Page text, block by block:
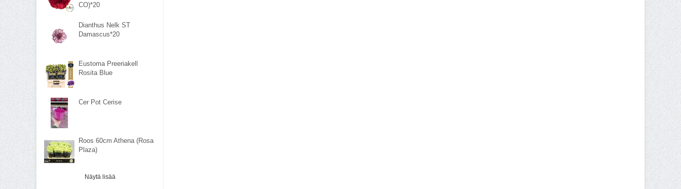
CO)*20
Dianthus Nelk ST
Damascus*20
Eustoma Preeriakell
Rosita Blue
Cer Pot Cerise
Roos 60cm Athena (Rosa
Plaza)
Näytä lisää